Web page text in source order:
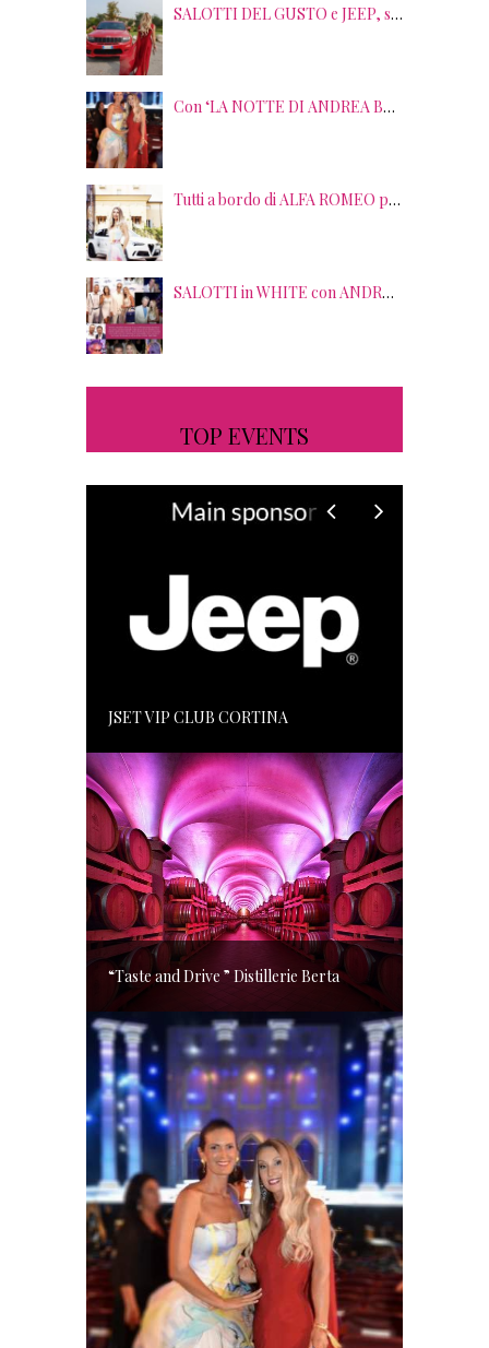
SALOTTI DEL GUSTO e JEEP, sei anni di SUCCESSI tra splendide LOCATION, TERRITORI e GUSTO
Con ‘LA NOTTE DI ANDREA BOCELLI’ l’ARENA si accende di musica e solidarietà! I SALOTTI DEL GUSTO conquistano tutti; tra gli ospiti, RICHARD GERE
Tutti a bordo di ALFA ROMEO per la seconda edizione di STRADE STELLATE con le gourmet experience SALOTTI DEL GUSTO
SALOTTI in WHITE con ANDREA BOCELLI! Tra gli ospiti NICOLAS CAGE, RAOUL BOVA, SHARON STONE e RANJA DI GIORDANIA
TOP EVENTS
JSET VIP CLUB CORTINA
“Taste and Drive ” Distillerie Berta